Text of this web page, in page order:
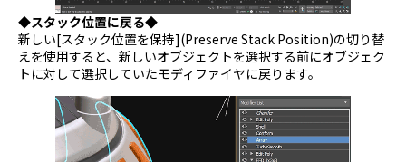
◆スタック位置に戻る◆
新しい[スタック位置を保持](Preserve Stack Position)の切り替
えを使用すると、新しいオブジェクトを選択する前にオブジェク
トに対して選択していたモディファイヤに戻ります。